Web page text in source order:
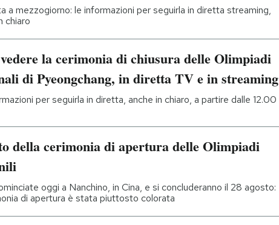
a mezzogiorno: le informazioni per seguirla in diretta streaming,
chiaro
la cerimonia di chiusura delle Olimpiadi
di Pyeongchang, in diretta TV e in streaming
per seguirla in diretta, anche in chiaro, a partire dalle 12.00
della cerimonia di apertura delle Olimpiadi
oggi a Nanchino, in Cina, e si concluderanno il 28 agosto:
di apertura è stata piuttosto colorata